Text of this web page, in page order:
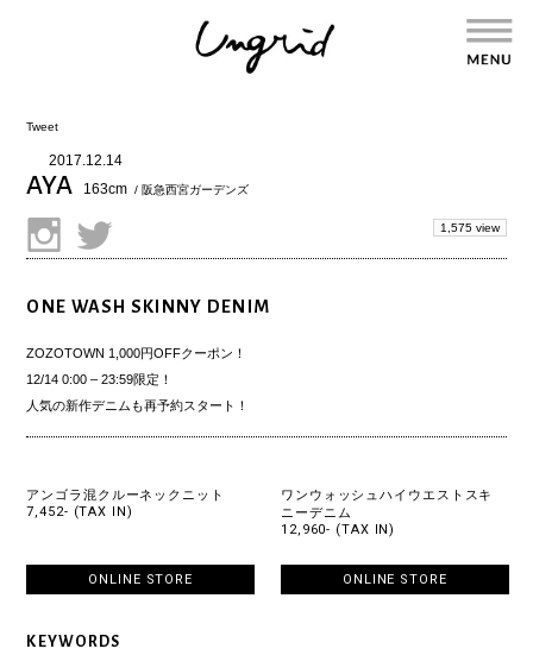
Tweet
2017.12.14
AYA 163cm / 阪急西宮ガーデンズ
1,575 view
ONE WASH SKINNY DENIM
ZOZOTOWN 1,000円OFFクーポン！
12/14 0:00 – 23:59限定！
人気の新作デニムも再予約スタート！
アンゴラ混クルーネックニット
7,452- (TAX IN)
ONLINE STORE
ワンウォッシュハイウエストスキ
ニーデニム
12,960- (TAX IN)
ONLINE STORE
KEYWORDS